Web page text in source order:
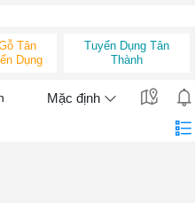
Tân
Dụng
Tuyển Dụng Tân
Thành
Mặc định